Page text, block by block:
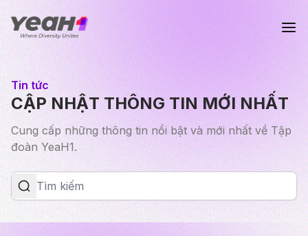
Tin tức
CẬP NHẬT THÔNG TIN MỚI NHẤT
Cung cấp những thông tin nổi bật và mới nhất về Tập
đoàn YeaH1.